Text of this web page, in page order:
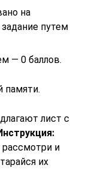
на
путем
— 0 баллов.
памяти.
лист с
рассмотри и
их